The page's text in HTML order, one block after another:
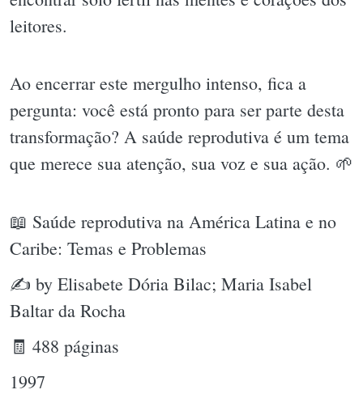
leitores.
Ao encerrar este mergulho intenso, fica a
pergunta: você está pronto para ser parte desta
transformação? A saúde reprodutiva é um tema
que merece sua atenção, sua voz e sua ação. 🌱
📖 Saúde reprodutiva na América Latina e no
Caribe: Temas e Problemas
✍ by Elisabete Dória Bilac; Maria Isabel
Baltar da Rocha
🧾 488 páginas
1997